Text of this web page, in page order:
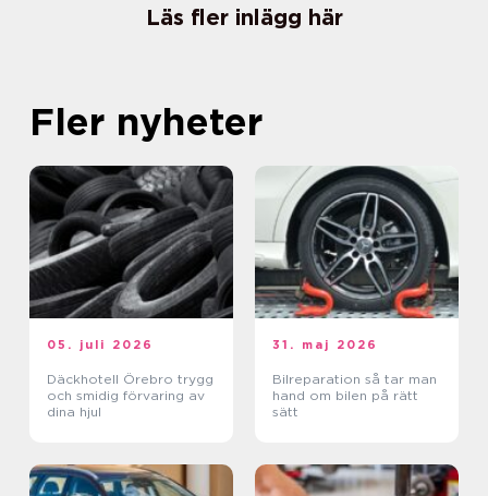
Läs fler inlägg här
Fler nyheter
05. juli 2026
Däckhotell Örebro trygg
och smidig förvaring av
dina hjul
31. maj 2026
Bilreparation så tar man
hand om bilen på rätt
sätt